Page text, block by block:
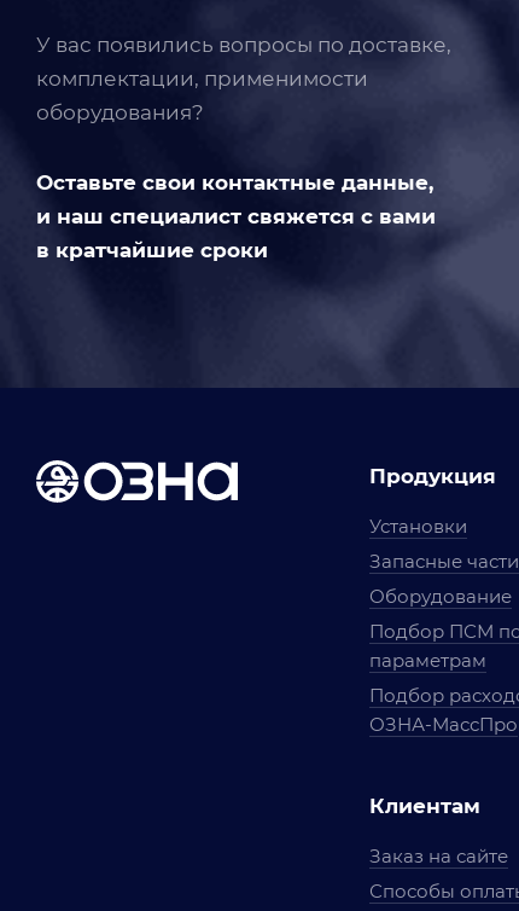
У вас появились вопросы по доставке,
комплектации, применимости
оборудования?
Оставьте свои контактные данные,
и наш специалист свяжется с вами
в кратчайшие сроки
Продукция
Установки
Запасные части
Оборудование
Подбор ПСМ
параметрам
Подбор
ОЗНА-МассПро
Клиентам
Заказ на сайте
Способы